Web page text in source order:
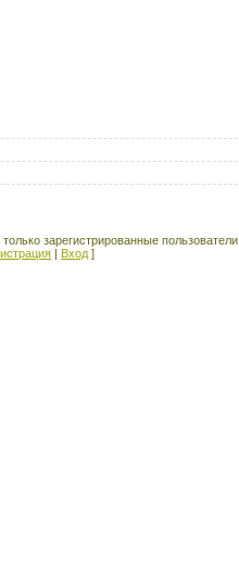
зарегистрированные пользователи.
| Вход ]